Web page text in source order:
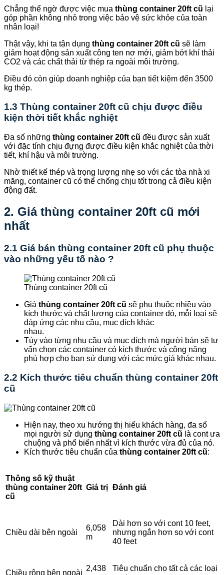
Chẳng thể ngờ được việc mua thùng container 20ft cũ lại
góp phần không nhỏ trong việc bảo vệ sức khỏe của toàn
nhân loại!
Thật vậy, khi ta tận dụng thùng container 20ft cũ sẽ làm
giảm hoạt động sản xuất công ten nơ mới, giảm bớt khí thải
CO2 và các chất thải từ thép ra ngoài môi trường.
Điều đó còn giúp doanh nghiệp của bạn tiết kiệm đến 3500
kg thép.
1.3 Thùng container 20ft cũ chịu được điều
kiện thời tiết khắc nghiệt
Đa số những thùng container 20ft cũ đều được sản xuất
với đặc tính chịu đựng được điều kiện khắc nghiệt của thời
tiết, khí hậu và môi trường.
Nhờ thiết kế thép và trọng lượng nhẹ so với các tòa nhà xi
măng, container cũ có thể chống chịu tốt trong cả điều kiện
động đất.
2. Giá thùng container 20ft cũ mới
nhất
2.1 Giá bán thùng container 20ft cũ phụ thuộc
vào những yếu tố nào ?
Thùng container 20ft cũ
Giá thùng container 20ft cũ sẽ phụ thuộc nhiều vào
kích thước và chất lượng của container đó, mỗi loại sẽ
đáp ứng các nhu cầu, mục đích khác
nhau.
Tùy vào từng nhu cầu và mục đích mà người bán sẽ tư
vấn chọn các container có kích thước và công năng
phù hợp cho bạn sử dụng với các mức giá khác nhau.
2.2 Kích thước tiêu chuẩn thùng container 20ft
cũ
Hiện nay, theo xu hướng thị hiếu khách hàng, đa số
mọi người sử dụng thùng container 20ft cũ là cont ưa
chuộng và phổ biến nhất vì kích thước vừa đủ của nó.
Kích thước tiêu chuẩn của thùng container 20ft cũ:
Thông số kỹ thuật
thùng container 20ft
cũ
Giá trị Đánh giá
Chiều dài bên ngoài
6,058
m
Dài hơn so với cont 10 feet,
nhưng ngắn hơn so với cont
40 feet
Chiều rộng bên ngoài
2,438
Tiêu chuẩn cho tất cả các loại